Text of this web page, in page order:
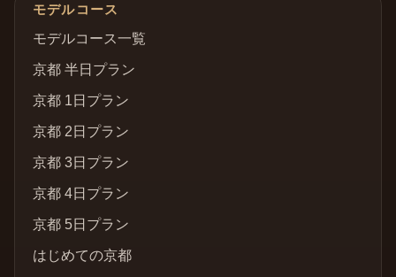
モデルコース
モデルコース一覧
京都 半日プラン
京都 1日プラン
京都 2日プラン
京都 3日プラン
京都 4日プラン
京都 5日プラン
はじめての京都